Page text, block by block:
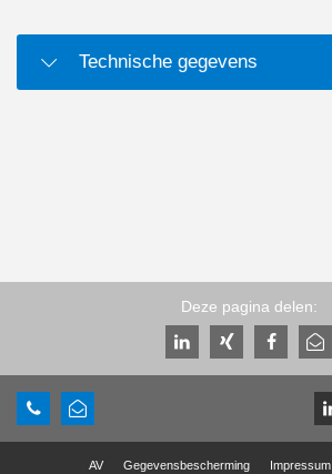
Technische gegevens
Deze pagina delen:
AV Gegevensbescherming Impressum